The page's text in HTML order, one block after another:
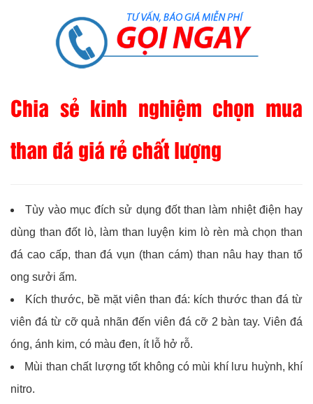
Chia sẻ kinh nghiệm chọn mua
than đá giá rẻ chất lượng
Tùy vào mục đích sử dụng đốt than làm nhiệt điện hay
dùng than đốt lò, làm than luyện kim lò rèn mà chọn than
đá cao cấp, than đá vụn (than cám) than nâu hay than tổ
ong sưởi ấm.
Kích thước, bề mặt viên than đá: kích thước than đá từ
viên đá từ cỡ quả nhãn đến viên đá cỡ 2 bàn tay. Viên đá
óng, ánh kim, có màu đen, ít lỗ hở rỗ.
Mùi than chất lượng tốt không có mùi khí lưu huỳnh, khí
nitro.